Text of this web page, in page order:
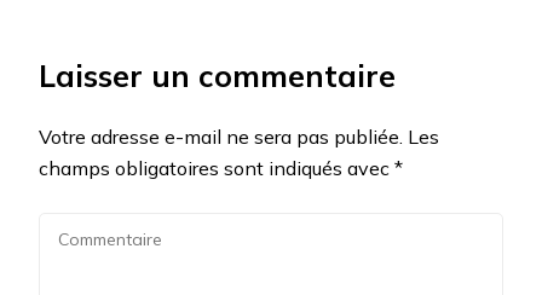
Laisser un commentaire
Votre adresse e-mail ne sera pas publiée. Les
champs obligatoires sont indiqués avec *